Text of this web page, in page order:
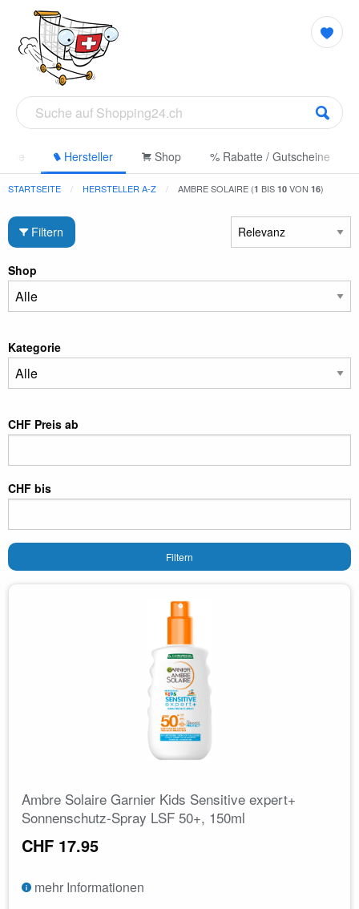
Hersteller Shop % Rabatte / Gutscheine
STARTSEITE HERSTELLER A-Z AMBRE SOLAIRE (1 BIS 10 VON 16)
Filtern
Shop
Kategorie
CHF Preis ab
CHF bis
Filtern
Ambre Solaire Garnier Kids Sensitive expert+
Sonnenschutz-Spray LSF 50+, 150ml
CHF 17.95
mehr Informationen